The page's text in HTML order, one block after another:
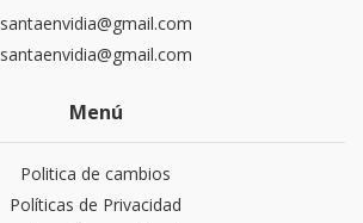
santaenvidia@gmail.com
santaenvidia@gmail.com
Menú
Politica de cambios
Políticas de Privacidad